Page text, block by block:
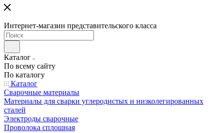
Интернет-магазин представительского класса
Каталог
По всему сайту
По каталогу
Каталог
Сварочные материалы
Материалы для сварки углеродистых и низколегированных
сталей
Электроды сварочные
Проволока сплошная